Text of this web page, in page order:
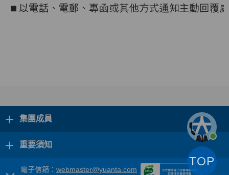
+ 集團成員
+ 重要須知
電子信箱： webmaster@yuanta.com
TOP